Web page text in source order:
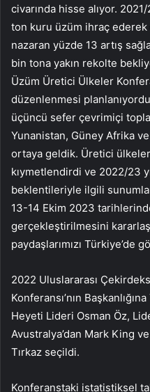
civarında hisse alıyor.
ton kuru üzüm ihraç ederek
nazaran yüzde 13 artış
bin tona yakın rekolte
Üzüm Üretici Ülkeler
düzenlenmesi
üçüncü sefer çevrimiçi
Yunanistan, Güney Afrika
ortaya geldik. Üretici
kıymetlendirdi ve 2022/23
beklentileriyle ilgili
13-14 Ekim 2023
gerçekleştirilmesini
paydaşlarımızı Türkiye’de
2022 Uluslararası
Konferansı’nın
Heyeti Lideri Osman Öz,
Avustralya’dan Mark King
Tırkaz seçildi.
Konferanstaki istatistiksel